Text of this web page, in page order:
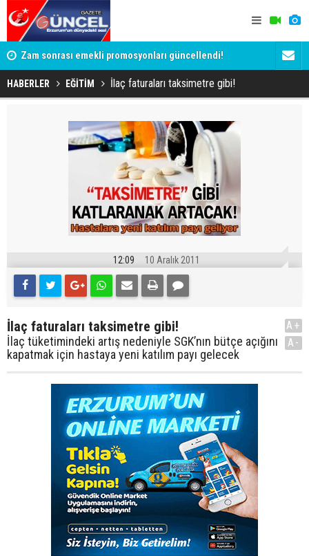
Zam sonrası emekli promosyonları güncellendi!
Ödemeler 32 bin TL'ye kadar çıkıyor
Salah
HABERLER EĞİTİM İlaç faturaları taksimetre gibi!
12:09 10 Aralık 2011
İlaç faturaları taksimetre gibi!
İlaç tüketimindeki artış nedeniyle SGK’nın bütçe açığını
kapatmak için hastaya yeni katılım payı gelecek
A+
A-